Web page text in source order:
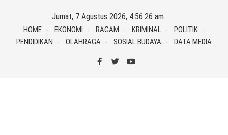
content
Jumat, 7 Agustus 2026, 4:56:26 am
HOME EKONOMI RAGAM KRIMINAL
POLITIK
PENDIDIKAN
OLAHRAGA SOSIAL BUDAYA DATA MEDIA